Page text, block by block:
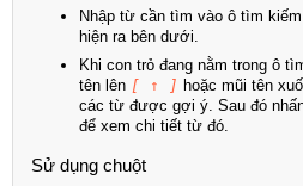
Nhập từ cần tìm vào ô tìm
hiện ra bên dưới.
Khi con trỏ đang nằm trong ô
tên lên [ ↑ ] hoặc mũi tên
các từ được gợi ý. Sau đó
để xem chi tiết từ đó.
Sử dụng chuột